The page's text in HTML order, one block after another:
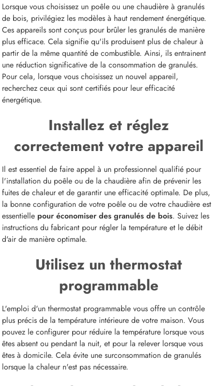
Lorsque vous choisissez un poêle ou une chaudière à granulés
de bois, privilégiez les modèles à haut rendement énergétique.
Ces appareils sont conçus pour brûler les granulés de manière
plus efficace. Cela signifie qu'ils produisent plus de chaleur à
partir de la même quantité de combustible. Ainsi, ils entrainent
une réduction significative de la consommation de granulés.
Pour cela, lorsque vous choisissez un nouvel appareil,
recherchez ceux qui sont certifiés pour leur efficacité
énergétique.
Installez et réglez
correctement votre appareil
Il est essentiel de faire appel à un professionnel qualifié pour
l'installation du poêle ou de la chaudière afin de prévenir les
fuites de chaleur et de garantir une efficacité optimale. De plus,
la bonne configuration de votre poêle ou de votre chaudière est
essentielle pour économiser des granulés de bois. Suivez les
instructions du fabricant pour régler la température et le débit
d'air de manière optimale.
Utilisez un thermostat
programmable
L'emploi d'un thermostat programmable vous offre un contrôle
plus précis de la température intérieure de votre maison. Vous
pouvez le configurer pour réduire la température lorsque vous
êtes absent ou pendant la nuit, et pour la relever lorsque vous
êtes à domicile. Cela évite une surconsommation de granulés
lorsque la chaleur n'est pas nécessaire.